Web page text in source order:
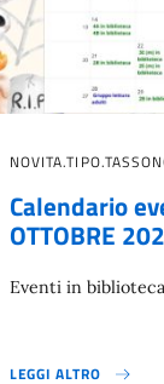
Calendario
OTTOBRE
Eventi in biblioteca
LEGGI ALTRO